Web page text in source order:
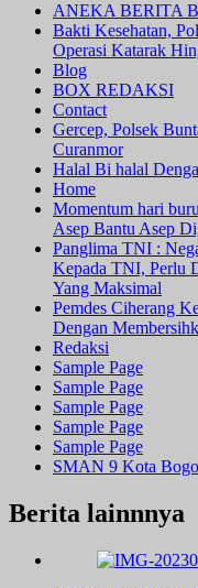
ANEKA BERITA
Bakti Kesehatan,
Operasi Katarak
Blog
BOX REDAKSI
Contact
Gercep, Polsek
Curanmor
Halal Bi halal
Home
Momentum hari
Asep Bantu Asep
Panglima TNI :
Kepada TNI, Perlu
Yang Maksimal
Pemdes Ciherang
Dengan
Redaksi
Sample Page
Sample Page
Sample Page
Sample Page
Sample Page
SMAN 9 Kota
Berita lainnnya